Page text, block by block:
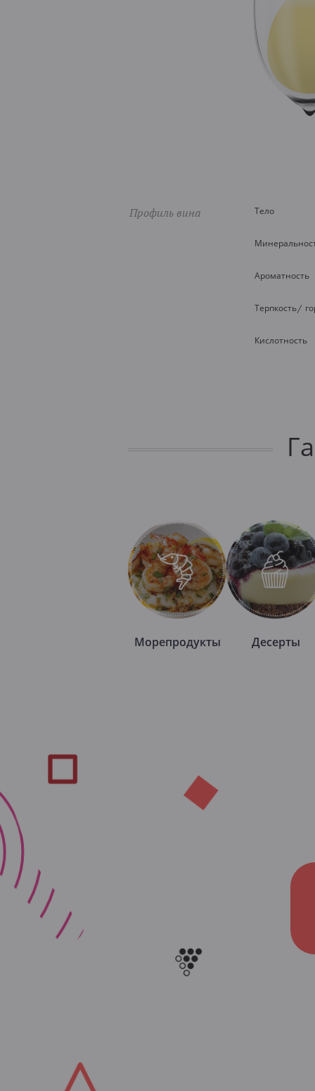
Профиль вина Тело
Ароматность
Терпкость/
Кислотность
Морепродукты Десерты